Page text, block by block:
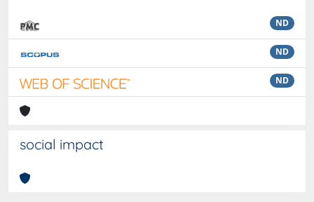
ND
ND
ND
social impact